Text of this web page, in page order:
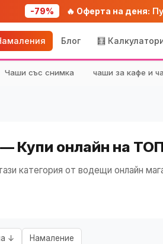
-79% 🔥 Оферта на деня:
Блог 🧮
Чаши със снимка чаши за кафе и
Купи онлайн на
категория от водещи онлайн
↓ Намаление